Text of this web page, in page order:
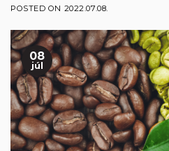
POSTED ON 2022.07.08.
08
júl